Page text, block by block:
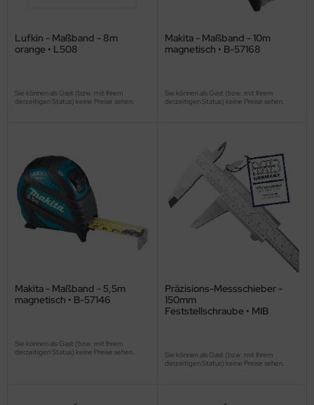
Lufkin - Maßband - 8m
orange • L508
Sie können als Gast (bzw. mit Ihrem
derzeitigen Status) keine Preise sehen.
Makita - Maßband - 10m
magnetisch • B-57168
Sie können als Gast (bzw. mit Ihrem
derzeitigen Status) keine Preise sehen.
Makita - Maßband - 5,5m
magnetisch • B-57146
Sie können als Gast (bzw. mit Ihrem
derzeitigen Status) keine Preise sehen.
Präzisions-Messschieber -
150mm
Feststellschraube • MIB
Sie können als Gast (bzw. mit Ihrem
derzeitigen Status) keine Preise sehen.